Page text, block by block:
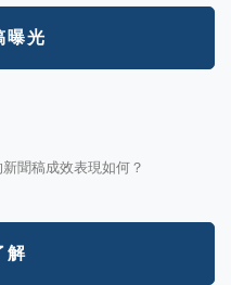
曝光
聞稿成效表現如何？
解